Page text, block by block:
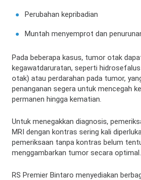
Perubahan kepribadian
Muntah menyemprot dan
Pada beberapa kasus, tumor otak
kegawatdaruratan, seperti
otak) atau perdarahan pada tumor,
penanganan segera untuk mencegah
permanen hingga kematian.
Untuk menegakkan diagnosis,
MRI dengan kontras sering kali
pemeriksaan tanpa kontras belum
menggambarkan tumor secara optimal.
RS Premier Bintaro menyediakan